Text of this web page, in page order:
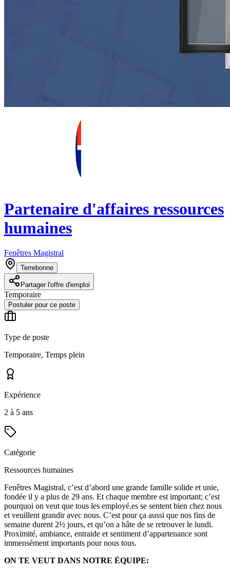
Partenaire d'affaires ressources
humaines
Fenêtres Magistral
Terrebonne
Partager l'offre d'emploi
Temporaire
Postuler pour ce poste
Type de poste
Temporaire, Temps plein
Expérience
2 à 5 ans
Catégorie
Ressources humaines
Fenêtres Magistral, c’est d’abord une grande famille solide et unie,
fondée il y a plus de 29 ans. Et chaque membre est important; c’est
pourquoi on veut que tous les employé.es se sentent bien chez nous
et veuillent grandir avec nous. C’est pour ça aussi que nos fins de
semaine durent 2½ jours, et qu’on a hâte de se retrouver le lundi.
Proximité, ambiance, entraide et sentiment d’appartenance sont
immensément importants pour nous tous.
ON TE VEUT DANS NOTRE ÉQUIPE: